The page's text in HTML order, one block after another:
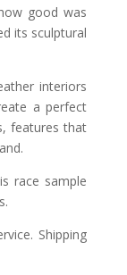
good was
its sculptural
interiors
a perfect
features that
race sample
Shipping